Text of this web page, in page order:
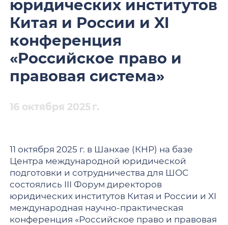
юридических институтов
Китая и России и XI
конференция
«Российское право и
правовая система»
16 октября 2025 г.
11 октября 2025 г. в Шанхае (КНР) на базе
Центра международной юридической
подготовки и сотрудничества для ШОС
состоялись III Форум директоров
юридических институтов Китая и России и XI
международная научно-практическая
конференция «Российское право и правовая